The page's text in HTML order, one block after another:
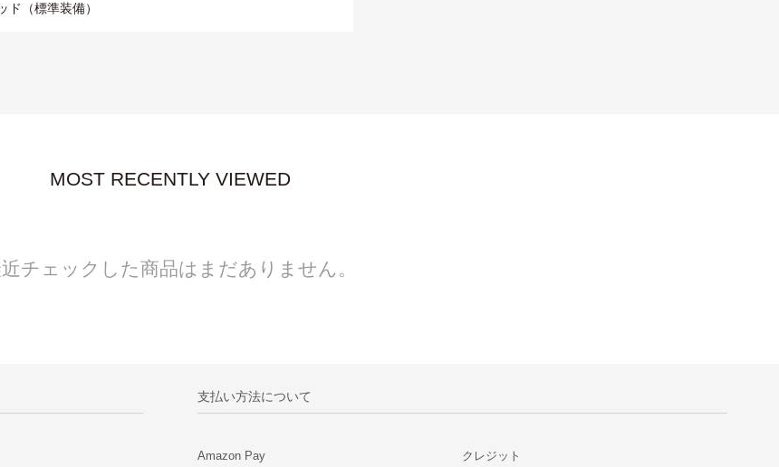
（標準装備）
MOST RECENTLY VIEWED
チェックした商品はまだありません。
支払い方法について
Amazon Pay クレジット